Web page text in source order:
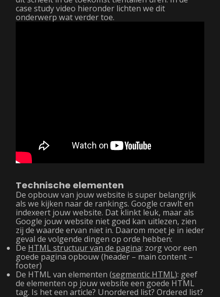
case study video hieronder lichten we dit
onderwerp wat verder toe.
Technische elementen
De opbouw van jouw website is super belangrijk
als we kijken naar de rankings. Google crawlt en
indexeert jouw website. Dat klinkt leuk, maar als
Google jouw website niet goed kan uitlezen, zien
zij de waarde ervan niet in. Daarom moet je in ieder
geval de volgende dingen op orde hebben:
De HTML structuur van de pagina: zorg voor een
goede pagina opbouw (header – main content –
footer)
De HTML van elementen (segmentic HTML): geef
de elementen op jouw website een goede HTML
tag. Is het een article? Unordered list? Ordered list?